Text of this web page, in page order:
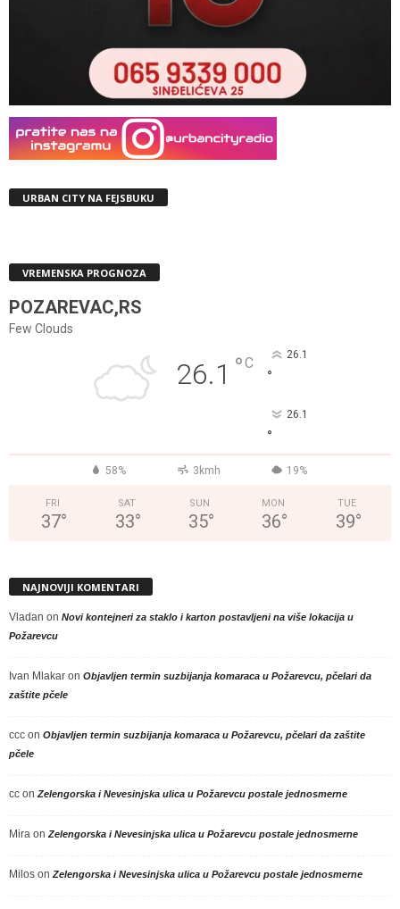
URBAN CITY NA FEJSBUKU
VREMENSKA PROGNOZA
POZAREVAC,RS
Few Clouds
26.1 °C 26.1
°
26.1
°
58% 3kmh 19%
FRI
37°
SAT
33°
SUN
35°
MON
36°
TUE
39°
NAJNOVIJI KOMENTARI
Vladan on Novi kontejneri za staklo i karton postavljeni na više lokacija u
Požarevcu
Ivan Mlakar on Objavljen termin suzbijanja komaraca u Požarevcu, pčelari da
zaštite pčele
ccc on Objavljen termin suzbijanja komaraca u Požarevcu, pčelari da zaštite
pčele
cc onZelengorska i Nevesinjska ulica u Požarevcu postale jednosmerne
Mira onZelengorska i Nevesinjska ulica u Požarevcu postale jednosmerne
Milos onZelengorska i Nevesinjska ulica u Požarevcu postale jednosmerne